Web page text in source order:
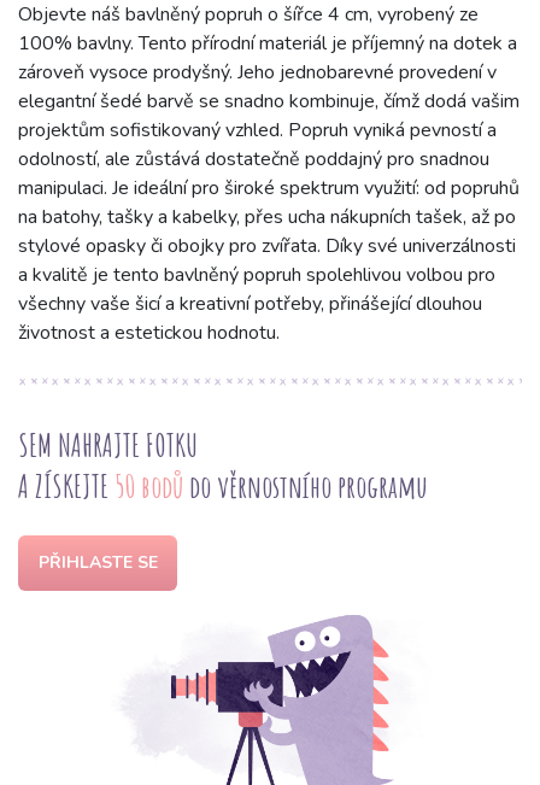
Objevte náš bavlněný popruh o šířce 4 cm, vyrobený ze
100% bavlny. Tento přírodní materiál je příjemný na dotek a
zároveň vysoce prodyšný. Jeho jednobarevné provedení v
elegantní šedé barvě se snadno kombinuje, čímž dodá vašim
projektům sofistikovaný vzhled. Popruh vyniká pevností a
odolností, ale zůstává dostatečně poddajný pro snadnou
manipulaci. Je ideální pro široké spektrum využití: od popruhů
na batohy, tašky a kabelky, přes ucha nákupních tašek, až po
stylové opasky či obojky pro zvířata. Díky své univerzálnosti
a kvalitě je tento bavlněný popruh spolehlivou volbou pro
všechny vaše šicí a kreativní potřeby, přinášející dlouhou
životnost a estetickou hodnotu.
SEM NAHRAJTE FOTKU
A ZÍSKEJTE 50 bodů do věrnostního programu
PŘIHLASTE SE